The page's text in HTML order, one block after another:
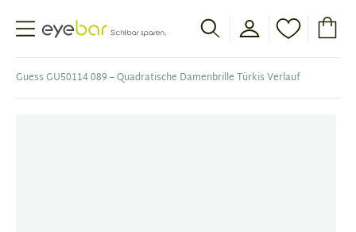
Abele Optic
Guess GU50114 089 – Quadratische Damenbrille Türkis Verlauf